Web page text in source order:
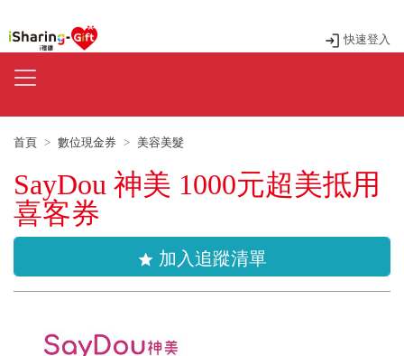
快速登入
首頁 數位現金券 美容美髮
SayDou 神美 1000元超美抵用
喜客券
star 加入追蹤清單